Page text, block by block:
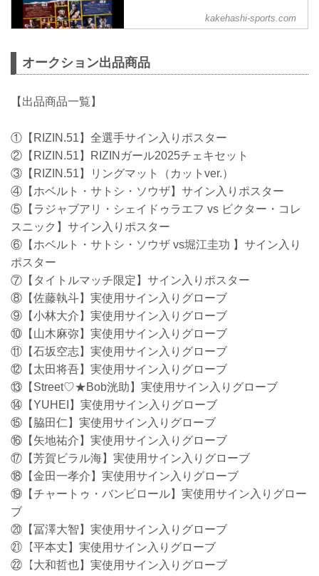
kakehashi-sports.com
オークション出品商品
【出品商品一覧】
①【RIZIN.51】全選手サイン入りポスター
②【RIZIN.51】RIZINガール2025チェキセット
③【RIZIN.51】リングマット（カットver.）
④【ホベルト・サトシ・ソウザ】サイン入りポスター
⑤【ラジャブアリ・シェイドゥラエフ vs ビクター・コレ
スニック】サイン入りポスター
⑥【ホベルト・サトシ・ソウザ vs堀江圭功 】サイン入り
ポスター
⑦【タイトルマッチ限定】サイン入りポスター
⑧【佐藤執斗】実使用サイン入りグローブ
⑨【小林大介】実使用サイン入りグローブ
⑩【山木麻弥】実使用サイン入りグローブ
⑪【石坂空志】実使用サイン入りグローブ
⑫【太田将吾】実使用サイン入りグローブ
⑬【Street♡★Bob洸助】実使用サイン入りグローブ
⑭【YUHEI】実使用サイン入りグローブ
⑮【脇田仁】実使用サイン入りグローブ
⑯【矢地祐介】実使用サイン入りグローブ
⑰【芳賀ビラル海】実使用サイン入りグローブ
⑱【金田一孝介】実使用サイン入りグローブ
⑲【チャートゥ・バンビロール】実使用サイン入りグロー
ブ
⑳【冨澤大智】実使用サイン入りグローブ
㉑【平本丈】実使用サイン入りグローブ
㉒【大和哲也】実使用サイン入りグローブ